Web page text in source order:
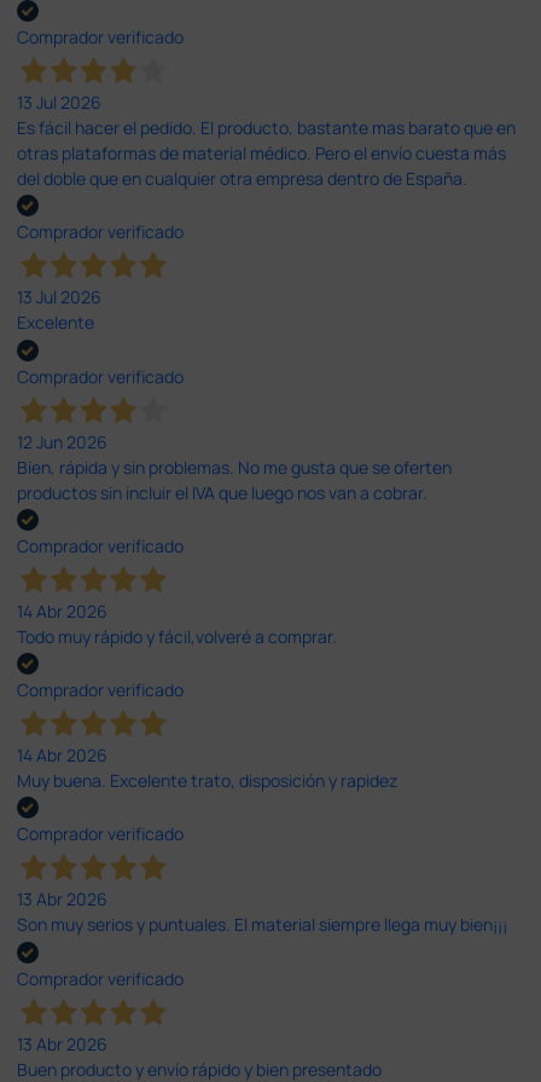
Comprador verificado
13 Jul 2026
Es fácil hacer el pedido. El producto, bastante mas barato que en
otras plataformas de material médico. Pero el envío cuesta más
del doble que en cualquier otra empresa dentro de España.
Comprador verificado
13 Jul 2026
Excelente
Comprador verificado
12 Jun 2026
Bien, rápida y sin problemas. No me gusta que se oferten
productos sin incluir el IVA que luego nos van a cobrar.
Comprador verificado
14 Abr 2026
Todo muy rápido y fácil,volveré a comprar.
Comprador verificado
14 Abr 2026
Muy buena. Excelente trato, disposición y rapidez
Comprador verificado
13 Abr 2026
Son muy serios y puntuales. El material siempre llega muy bien¡¡¡
Comprador verificado
13 Abr 2026
Buen producto y envío rápido y bien presentado